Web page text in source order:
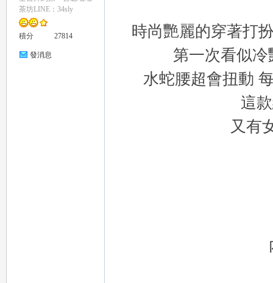
茶坊LINE：34sly
積分 27814
發消息
時尚艷麗的穿著打
第一次看似
水蛇腰超會扭動
這
又有